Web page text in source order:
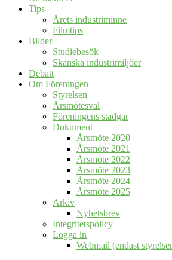
Tips
Årets industriminne
Filmtips
Bilder
Studiebesök
Skånska industrimiljöer
Debatt
Om Föreningen
Styrelsen
Årsmötesval
Föreningens stadgar
Dokument
Årsmöte 2020
Årsmöte 2021
Årsmöte 2022
Årsmöte 2023
Årsmöte 2024
Årsmöte 2025
Arkiv
Nyhetsbrev
Integritetspolicy
Logga in
Webmail (endast